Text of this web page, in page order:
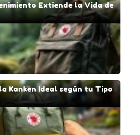
Extiende la Vida de
Kanken Ideal según tu Tipo